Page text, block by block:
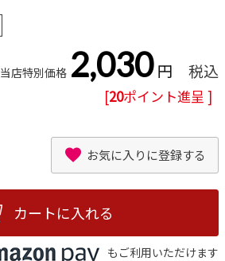
当店特別価格 2,030 税込
[20ポイント進呈 ]
お気に入りに登録する
カートに入れる
もご利用いただけます